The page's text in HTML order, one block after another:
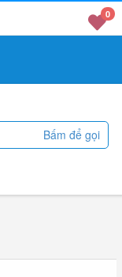
0
Bấm để gọi